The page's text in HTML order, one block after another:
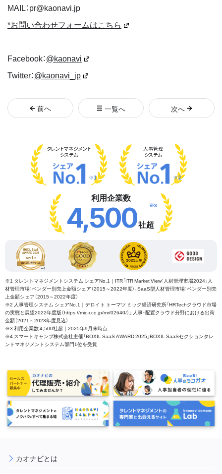
MAIL：pr@kaonavi.jp
*お問い合わせフォームはこちら
Facebook：@kaonavi
Twitter：@kaonavi_jp
前へ 一覧へ 次へ
タレントマネジメント
システム
※1
人事管理
システム
※2
利用企業数
4,500社超
※3
※1 タレントマネジメントシステム シェアNo.1｜ITR「ITR Market View：人材管理市場2024」人
材管理市場：ベンダー別売上金額シェア（2015～2022年度）、SaaS型人材管理市場：ベンダー別売
上金額シェア（2015～2022年度）
※2 人事管理システム シェアNo.1｜デロイト トーマツ ミック経済研究所「HRTechクラウド市場
の実態と展望2022年度版（https://mic-r.co.jp/mr/02640/）」 人事・配置クラウド分野における出荷
金額（2021～2023年度見込）
※3 利用企業数 4,500社超｜2025年9月末時点
※4 スマートキャンプ株式会社主催「BOXIL SaaS AWARD 2025」BOXIL SaaSセクションタレ
ントマネジメントシステム部門1位を受賞
カオナビとは